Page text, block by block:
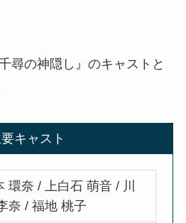
尋の神隠し』のキャストと
キャスト
環奈 / 上白石 萌音 / 川
奈 / 福地 桃子